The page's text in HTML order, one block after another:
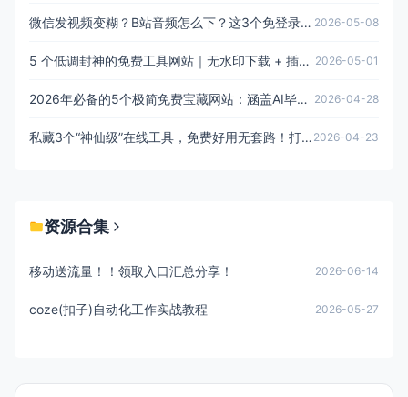
微信发视频变糊？B站音频怎么下？这3个免登录神器太香了 2026-05-08
5 个低调封神的免费工具网站｜无水印下载 + 插画素材 + AI 提示词全搞定，建议悄悄收藏 2026-05-01
2026年必备的5个极简免费宝藏网站：涵盖AI毕设、高清资源与效率工具 2026-04-28
私藏3个“神仙级”在线工具，免费好用无套路！打工人必备的效率神器 2026-04-23
资源合集
移动送流量！！领取入口汇总分享！ 2026-06-14
coze(扣子)自动化工作实战教程 2026-05-27